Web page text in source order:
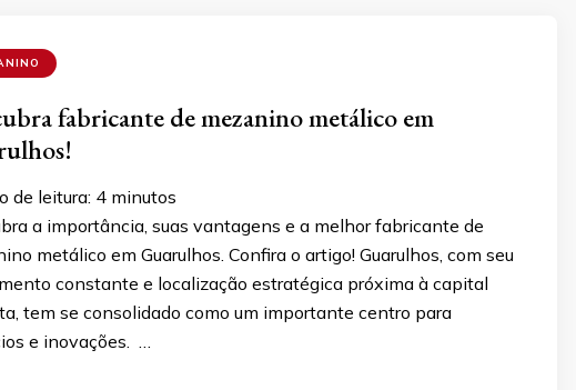
fabricante de mezanino metálico em
de leitura: 4 minutos
a importância, suas vantagens e a melhor fabricante de
metálico em Guarulhos. Confira o artigo! Guarulhos, com seu
constante e localização estratégica próxima à capital
tem se consolidado como um importante centro para
e inovações. …